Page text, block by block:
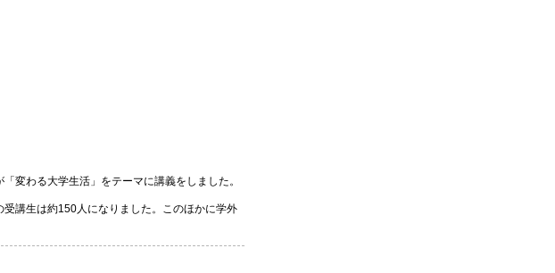
変わる大学生活」をテーマに講義をしました。
講生は約150人になりました。このほかに学外